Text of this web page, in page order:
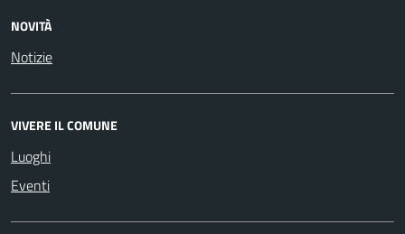
NOVITÀ
Notizie
VIVERE IL COMUNE
Luoghi
Eventi